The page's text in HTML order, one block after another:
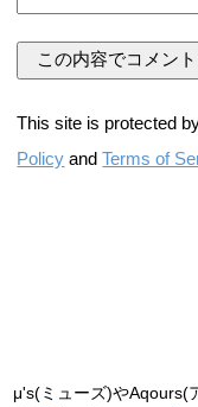
This site is protected
Policy andTerms of
μ's(ミューズ)やAqours(